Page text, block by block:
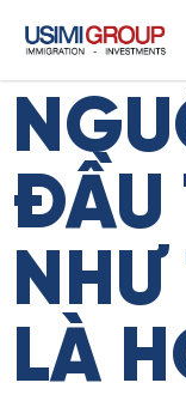
ĐẦU
LÀ